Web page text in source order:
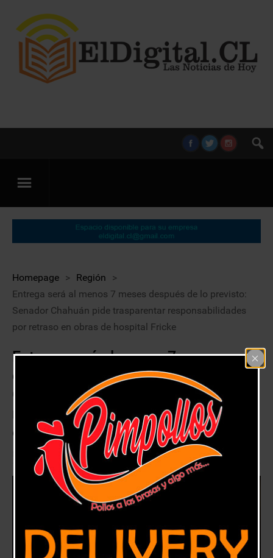
Homepage > Región
>
Entrega será al menos 7 meses después de lo previsto:
Senador Chahuán pide trasparentar responsabilidades
por retraso en obras de hospital Fricke
Entrega será al menos 7 meses
después de lo previsto: Senador
Chahuán pide trasparentar
responsabilidades por retraso en
obras de hospital Fricke
17 junio, 2018 Región